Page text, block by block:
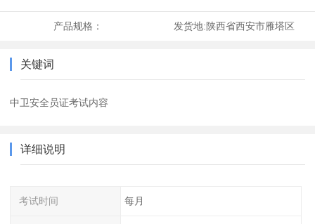
产品规格： 发货地:陕西省西安市雁塔区
关键词
中卫安全员证考试内容
详细说明
考试时间 每月